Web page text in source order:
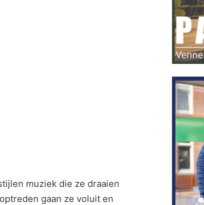
muziek die ze draaien
gaan ze voluit en